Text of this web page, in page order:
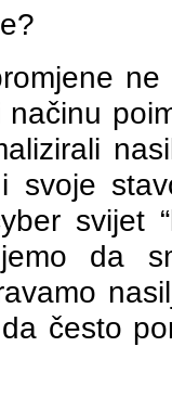
svoje
svijet
da
često